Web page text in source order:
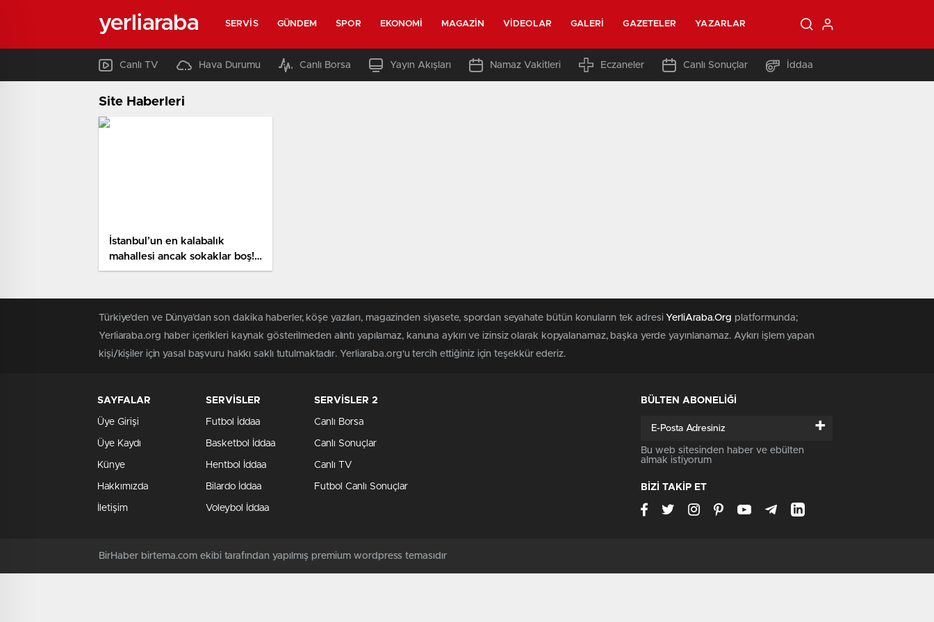
yerliaraba SERVIS GÜNDEM SPOR EKONOMI MAGAZIN VIDEOLAR GALERI GAZETELER YAZARLAR
Canlı TV Hava Durumu Canlı Borsa Yayın Akışları Namaz Vakitleri Eczaneler Canlı Sonuçlar İddaa
Site Haberleri
İstanbul’un en kalabalık
mahallesi ancak sokaklar boş!
Nüfusu bir çok kenti geride
Türkiye'den ve Dünya’dan son dakika haberler, köşe yazıları, magazinden siyasete, spordan seyahate bütün konuların tek adresi YerliAraba.Org platformunda;
Yerliaraba.org haber içerikleri kaynak gösterilmeden alıntı yapılamaz, kanuna aykırı ve izinsiz olarak kopyalanamaz, başka yerde yayınlanamaz. Aykırı işlem yapan
kişi/kişiler için yasal başvuru hakkı saklı tutulmaktadır. Yerliaraba.org'u tercih ettiğiniz için teşekkür ederiz.
SAYFALAR
Üye Girişi
Üye Kaydı
Künye
Hakkımızda
İletişim
SERVİSLER
Futbol İddaa
Basketbol İddaa
Hentbol İddaa
Bilardo İddaa
Voleybol İddaa
SERVİSLER 2
Canlı Borsa
Canlı Sonuçlar
Canlı TV
Futbol Canlı Sonuçlar
BÜLTEN ABONELİĞİ
+
Bu web sitesinden haber ve ebülten
almak istiyorum
BİZİ TAKİP ET
BirHaber birtema.com ekibi tarafından yapılmış premium wordpress temasıdır